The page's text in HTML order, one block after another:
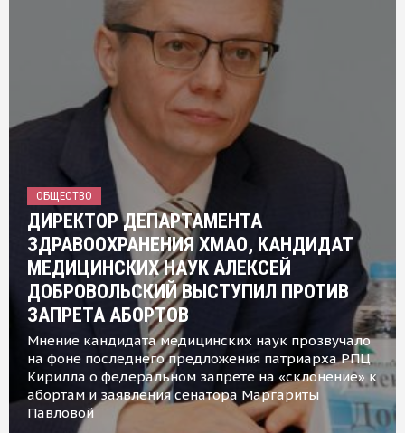
ОБЩЕСТВО
ДИРЕКТОР ДЕПАРТАМЕНТА
ЗДРАВООХРАНЕНИЯ ХМАО, КАНДИДАТ
МЕДИЦИНСКИХ НАУК АЛЕКСЕЙ
ДОБРОВОЛЬСКИЙ ВЫСТУПИЛ ПРОТИВ
ЗАПРЕТА АБОРТОВ
Мнение кандидата медицинских наук прозвучало
на фоне последнего предложения патриарха РПЦ
Кирилла о федеральном запрете на «склонение» к
абортам и заявления сенатора Маргариты
Павловой